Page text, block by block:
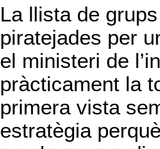
La llista de
piratejades per
el ministeri de
pràcticament la
primera vista
estratègia